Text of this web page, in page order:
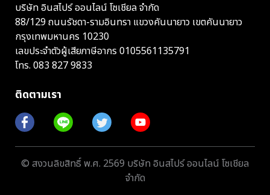
บริษัท อินสไปร์ ออนไลน์ โซเชียล จำกัด
88/129 ถนนรัชดา-รามอินทรา แขวงคันนายาว เขตคันนายาว
กรุงเทพมหานคร 10230
เลขประจำตัวผู้เสียภาษีอากร 0105561135791
โทร. 083 827 9833
ติดตามเรา
© สงวนลิขสิทธิ์ พ.ศ. 2569 บริษัท อินสไปร์ ออนไลน์ โซเชียล
จำกัด